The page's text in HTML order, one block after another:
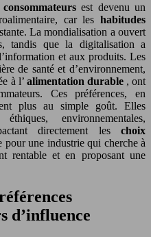
consommateursest devenu un
car les habitudes
La mondialisation a ouvert
tandis que la digitalisation a
et aux produits. Les
de santé et d’environnement,
à l’ alimentation durable , ont
Ces préférences, en
plus au simple goût. Elles
environnementales,
directement les choix
pour une industrie qui cherche à
rentable et en proposant une
d’influence